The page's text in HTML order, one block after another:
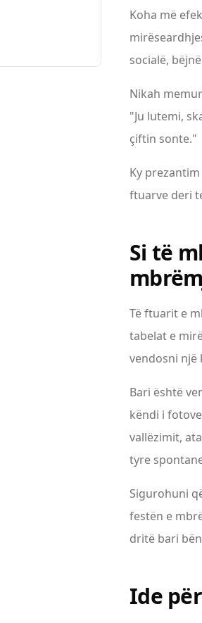
Koha më
socialë,
Nikah
"Ju lutemi,
çiftin sonte."
Ky
ftuarve deri
Si të
Të ftuarit e
tabelat e
vendosni një
Bari është
këndi i
vallëzimit,
tyre
Sigurohuni
festën e
dritë bari
Ide